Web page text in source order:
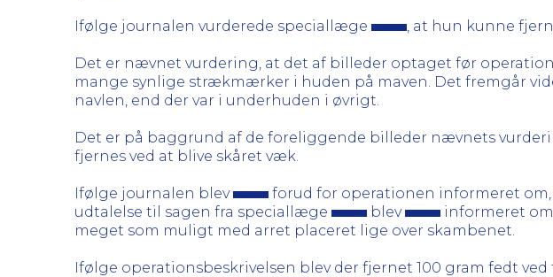
Ifølge journalen vurderede speciallæge , at hun kunne
Det er nævnet vurdering, at det af billeder optaget før
mange synlige strækmærker i huden på maven. Det fremgår
navlen, end der var i underhuden i øvrigt.
Det er på baggrund af de foreliggende billeder nævnets
fjernes ved at blive skåret væk.
Ifølge journalen blev forud for operationen informeret
udtalelse til sagen fra speciallæge
blev
informeret
meget som muligt med arret placeret lige over skambenet.
Ifølge operationsbeskrivelsen blev der fjernet 100 gram fedt